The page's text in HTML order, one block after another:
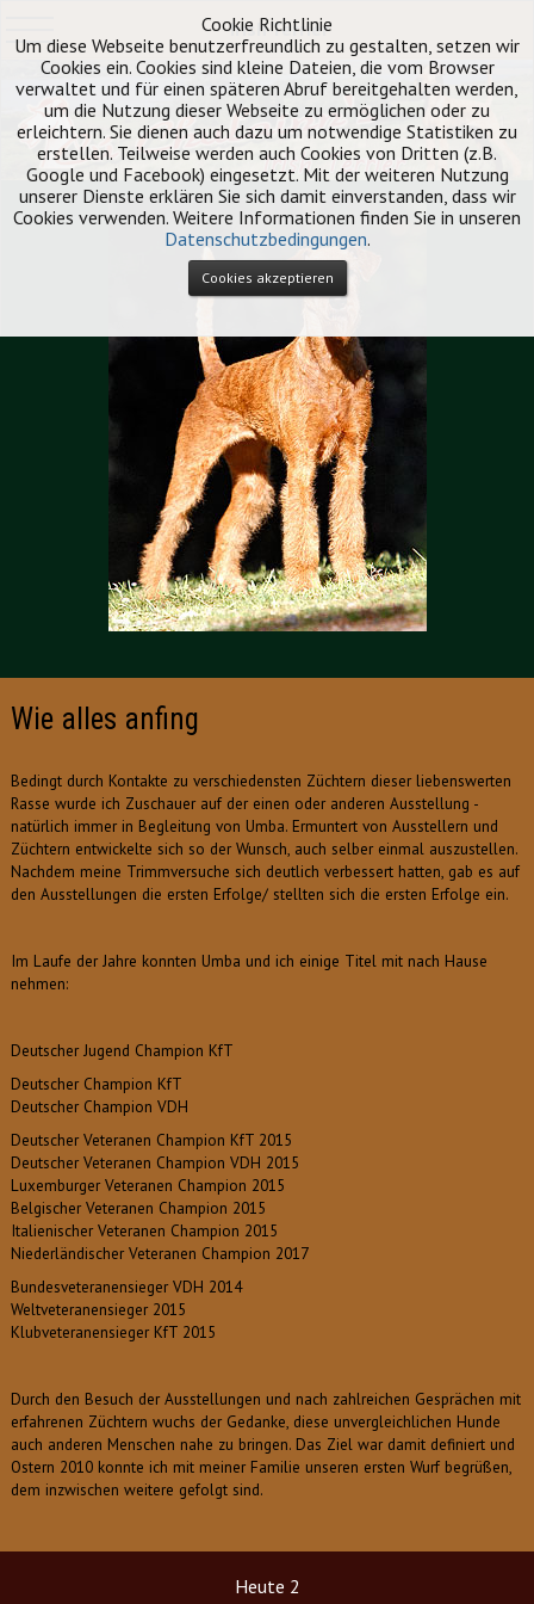
Cookie Richtlinie
Um diese Webseite benutzerfreundlich zu gestalten, setzen wir
Cookies ein. Cookies sind kleine Dateien, die vom Browser
verwaltet und für einen späteren Abruf bereitgehalten werden,
um die Nutzung dieser Webseite zu ermöglichen oder zu
erleichtern. Sie dienen auch dazu um notwendige Statistiken zu
erstellen. Teilweise werden auch Cookies von Dritten (z.B.
Google und Facebook) eingesetzt. Mit der weiteren Nutzung
unserer Dienste erklären Sie sich damit einverstanden, dass wir
Cookies verwenden. Weitere Informationen finden Sie in unseren
Datenschutzbedingungen.
Cookies akzeptieren
Irish Terrier
Wie alles anfing
Bedingt durch Kontakte zu verschiedensten Züchtern dieser liebenswerten
Rasse wurde ich Zuschauer auf der einen oder anderen Ausstellung -
natürlich immer in Begleitung von Umba. Ermuntert von Ausstellern und
Züchtern entwickelte sich so der Wunsch, auch selber einmal auszustellen.
Nachdem meine Trimmversuche sich deutlich verbessert hatten, gab es auf
den Ausstellungen die ersten Erfolge/ stellten sich die ersten Erfolge ein.
Im Laufe der Jahre konnten Umba und ich einige Titel mit nach Hause
nehmen:
Deutscher Jugend Champion KfT
Deutscher Champion KfT
Deutscher Champion VDH
Deutscher Veteranen Champion KfT 2015
Deutscher Veteranen Champion VDH 2015
Luxemburger Veteranen Champion 2015
Belgischer Veteranen Champion 2015
Italienischer Veteranen Champion 2015
Niederländischer Veteranen Champion 2017
Bundesveteranensieger VDH 2014
Weltveteranensieger 2015
Klubveteranensieger KfT 2015
Durch den Besuch der Ausstellungen und nach zahlreichen Gesprächen mit
erfahrenen Züchtern wuchs der Gedanke, diese unvergleichlichen Hunde
auch anderen Menschen nahe zu bringen. Das Ziel war damit definiert und
Ostern 2010 konnte ich mit meiner Familie unseren ersten Wurf begrüßen,
dem inzwischen weitere gefolgt sind.
Heute 2